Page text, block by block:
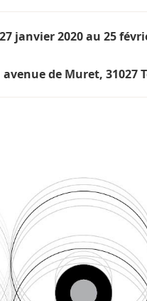
janvier 2020 au 25
avenue de Muret, 31027